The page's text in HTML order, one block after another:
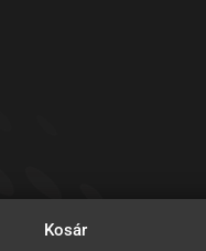
Kosár